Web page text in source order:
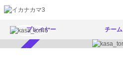
プレイヤー チーム